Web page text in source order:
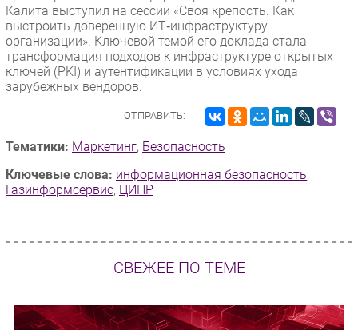
Калита выступил на сессии «Своя крепость. Как
выстроить доверенную ИТ‑инфраструктуру
организации». Ключевой темой его доклада стала
трансформация подходов к инфраструктуре открытых
ключей (PKI) и аутентификации в условиях ухода
зарубежных вендоров.
ОТПРАВИТЬ:
Тематики: Маркетинг, Безопасность
Ключевые слова: информационная безопасность,
Газинформсервис, ЦИПР
СВЕЖЕЕ ПО ТЕМЕ